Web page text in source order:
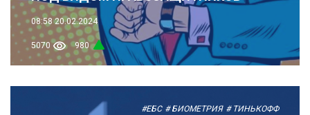
08:58 20.02.2024
5070 980
#ЕБС # БИОМЕТРИЯ # ТИНЬКОФФ